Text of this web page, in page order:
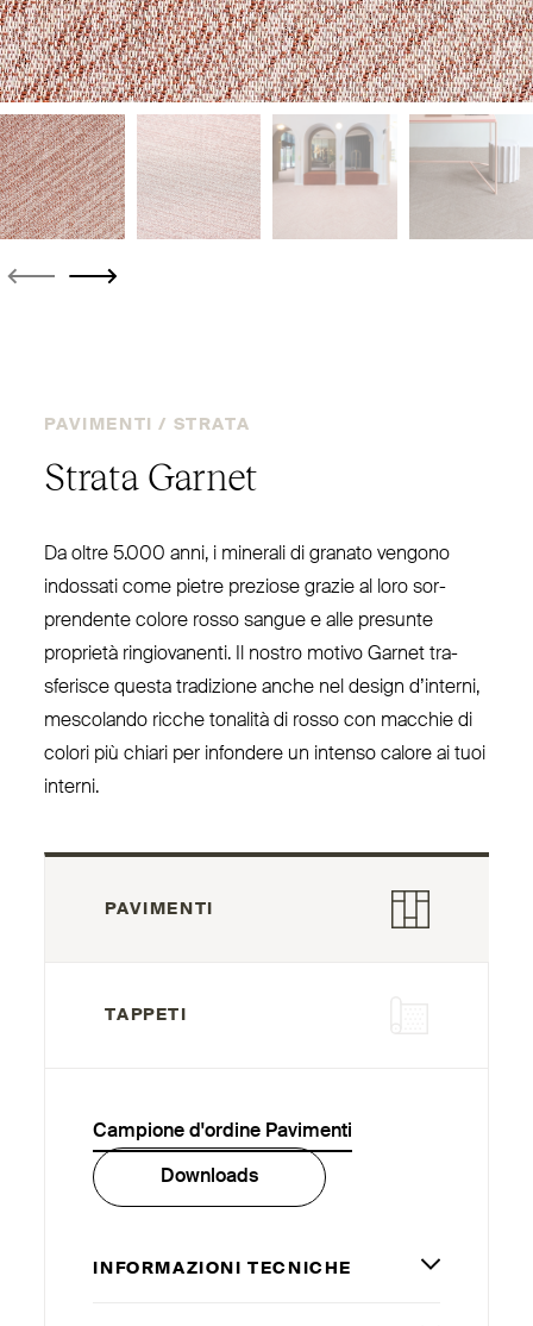
PAVIMENTI / STRATA
Strata Garnet
Da oltre 5.000 anni, i minerali di granato vengono
indossati come pietre preziose grazie al loro sor­
prendente colore rosso sangue e alle presunte
proprietà rin­gio­vanenti. Il nostro motivo Garnet tra­
sferisce questa tra­dizione anche nel design d’interni,
mescolando ricche tonalità di rosso con macchie di
colori più chiari per infondere un intenso calore ai tuoi
interni.
PAVIMENTI
TAPPETI
Campione d'ordine Pavimenti
Downloads
INFORMAZIONI TECNICHE